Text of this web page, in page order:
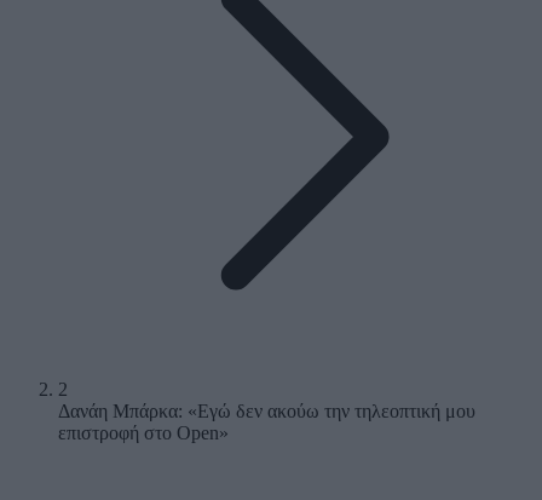
2
Δανάη Μπάρκα: «Εγώ δεν ακούω την τηλεοπτική μου
επιστροφή στο Open»